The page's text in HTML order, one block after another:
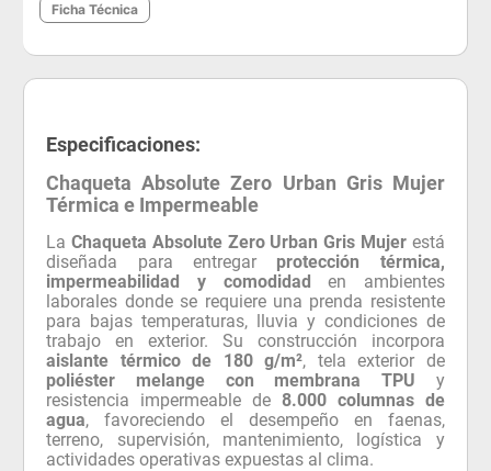
Ficha Técnica
Especificaciones:
Chaqueta Absolute Zero Urban Gris Mujer
Térmica e Impermeable
LaChaqueta Absolute Zero Urban Gris Mujerestá
diseñada para entregar protección térmica,
impermeabilidad y comodidad en ambientes
laborales donde se requiere una prenda resistente
para bajas temperaturas, lluvia y condiciones de
trabajo en exterior. Su construcción incorpora
aislante térmico de 180 g/m², tela exterior de
poliéster melange con membrana TPU y
resistencia impermeable de 8.000 columnas de
agua, favoreciendo el desempeño en faenas,
terreno, supervisión, mantenimiento, logística y
actividades operativas expuestas al clima.